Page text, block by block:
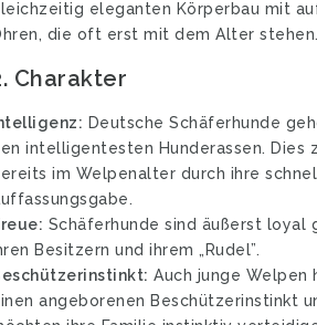
eleganten Körperbau mit
die oft erst mit dem Alter stehen.
Charakter
Deutsche Schäferhunde
intelligentesten Hunderassen. Dies
im Welpenalter durch ihre
Schäferhunde sind äußerst loyal
Besitzern und ihrem „Rudel”.
Auch junge Welpen
angeborenen Beschützerinstinkt